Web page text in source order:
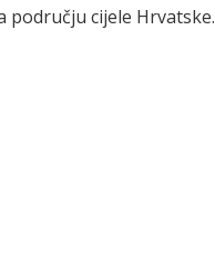
području cijele Hrvatske.